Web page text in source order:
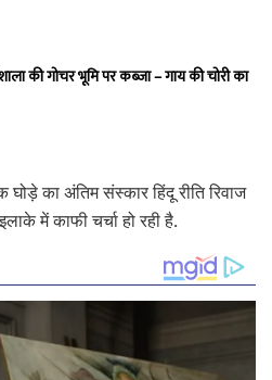
की गोचर भूमि पर कब्जा – गाय की चोरी का
घोड़े का अंतिम संस्कार हिंदू रीति रिवाज
में काफी चर्चा हो रही है.